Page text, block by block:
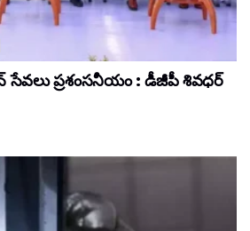
ప్రశంసనీయం : డీజీపీ శివధర్